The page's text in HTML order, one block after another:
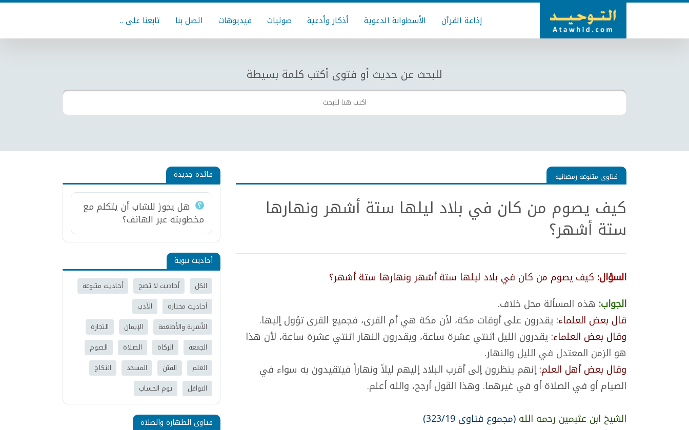
إذاعة القرآن الأسطوانة الدعوية أذكار وأدعية صوتيات فيديوهات اتصل بنا تابعنا على ..
للبحث عن حديث أو فتوى أكتب كلمة بسيطة
فتاوى متنوعة رمضانية
كيف يصوم من كان في بلاد ليلها ستة أشهر ونهارها
ستة أشهر؟
السؤال: كيف يصوم من كان في بلاد ليلها ستة أشهر ونهارها ستة أشهر؟
الجواب: هذه المسألة محل خلاف.
قال بعض العلماء: يقدرون على أوقات مكة، لأن مكة هي أم القرى، فجميع القرى تؤول إليها.
وقال بعض العلماء: يقدرون الليل اثنتي عشرة ساعة، ويقدرون النهار اثنتي عشرة ساعة، لأن هذا
هو الزمن المعتدل في الليل والنهار.
وقال بعض أهل العلم:إنهم ينظرون إلى أقرب البلاد إليهم ليلاً ونهاراً فيتقيدون به سواء في
الصيام أو في الصلاة أو في غيرهما. وهذا القول أرجح، والله أعلم.
الشيخ ابن عثيمين رحمه الله (مجموع فتاوى 323/19)
فائدة جديدة
هل يجوز للشاب أن يتكلم مع
مخطوبته عبر الهاتف؟
أحاديث نبوية
الكل أحاديث لا تصح
أحاديث متنوعة
أحاديث مختارة
الأدب
الأشربة والأطعمة
الإيمان
التجارة
الجمعة
الزكاة الصلاة
الصوم
العلم
الفتن المسجد
النكاح
النوافل
يوم الحساب
فتاوى الطهارة والصلاة